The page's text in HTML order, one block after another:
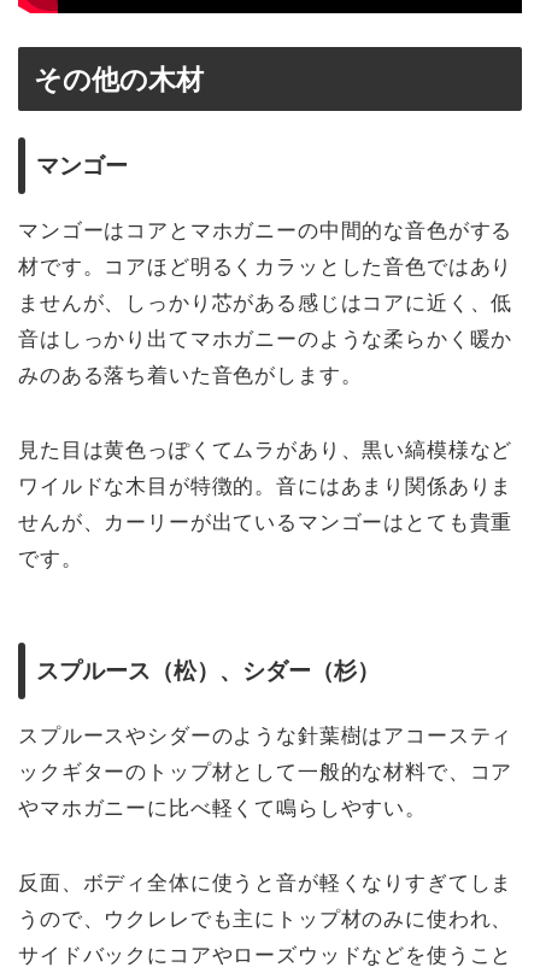
その他の木材
マンゴー
マンゴーはコアとマホガニーの中間的な音色がする
材です。コアほど明るくカラッとした音色ではあり
ませんが、しっかり芯がある感じはコアに近く、低
音はしっかり出てマホガニーのような柔らかく暖か
みのある落ち着いた音色がします。
見た目は黄色っぽくてムラがあり、黒い縞模様など
ワイルドな木目が特徴的。音にはあまり関係ありま
せんが、カーリーが出ているマンゴーはとても貴重
です。
スプルース（松）、シダー（杉）
スプルースやシダーのような針葉樹はアコースティ
ックギターのトップ材として一般的な材料で、コア
やマホガニーに比べ軽くて鳴らしやすい。
反面、ボディ全体に使うと音が軽くなりすぎてしま
うので、ウクレレでも主にトップ材のみに使われ、
サイドバックにコアやローズウッドなどを使うこと